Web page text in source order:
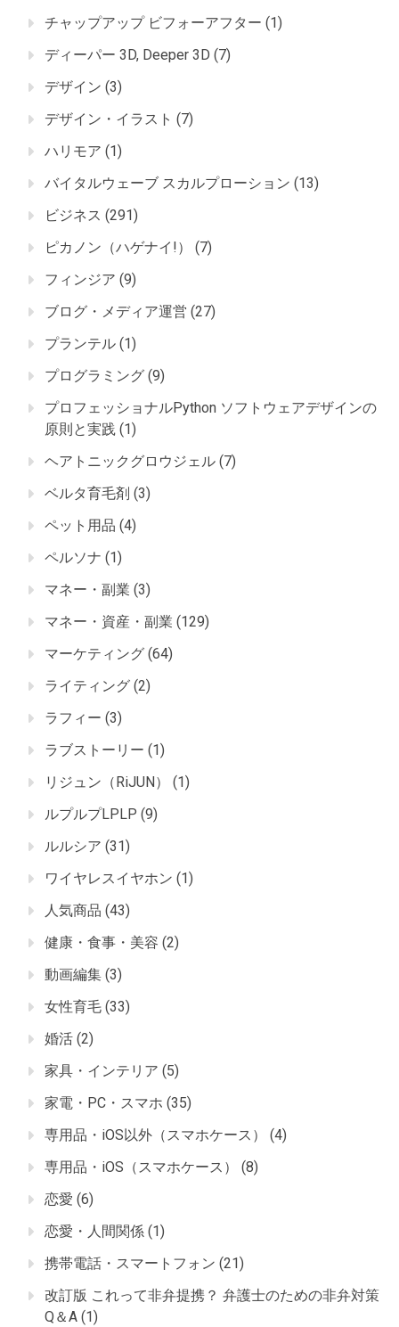
チャップアップ ビフォーアフター (1)
ディーパー 3D, Deeper 3D (7)
デザイン (3)
デザイン・イラスト (7)
ハリモア (1)
バイタルウェーブ スカルプローション (13)
ビジネス (291)
ピカノン（ハゲナイ!）
(7)
フィンジア (9)
ブログ・メディア運営 (27)
プランテル (1)
プログラミング (9)
プロフェッショナルPython ソフトウェアデザインの
原則と実践 (1)
ヘアトニックグロウジェル (7)
ベルタ育毛剤 (3)
ペット用品 (4)
ペルソナ (1)
マネー・副業 (3)
マネー・資産・副業 (129)
マーケティング (64)
ライティング (2)
ラフィー (3)
ラブストーリー (1)
リジュン（RiJUN）
(1)
ルプルプLPLP (9)
ルルシア (31)
ワイヤレスイヤホン (1)
人気商品 (43)
健康・食事・美容 (2)
動画編集 (3)
女性育毛 (33)
婚活 (2)
家具・インテリア (5)
家電・PC・スマホ (35)
専用品・iOS以外（スマホケース）
(4)
専用品・iOS（スマホケース）
(8)
恋愛 (6)
恋愛・人間関係 (1)
携帯電話・スマートフォン (21)
改訂版 これって非弁提携？ 弁護士のための非弁対策
Q＆A (1)